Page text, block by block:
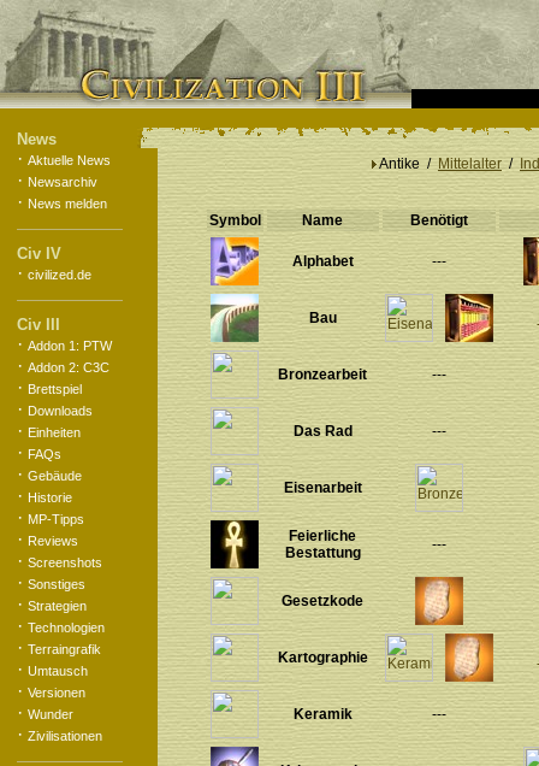
News
· Aktuelle News
· Newsarchiv
· News melden
Civ IV
· civilized.de
Civ III
· Addon 1: PTW
· Addon 2: C3C
· Brettspiel
· Downloads
· Einheiten
· FAQs
· Gebäude
· Historie
· MP-Tipps
· Reviews
· Screenshots
· Sonstiges
· Strategien
· Technologien
· Terraingrafik
· Umtausch
· Versionen
· Wunder
· Zivilisationen
Antike / Mittelalter/
Symbol Name Benötigt
Alphabet ---
Bau
Bronzearbeit ---
Das Rad ---
Eisenarbeit
Feierliche
Bestattung
---
Gesetzkode
Kartographie
Keramik ---